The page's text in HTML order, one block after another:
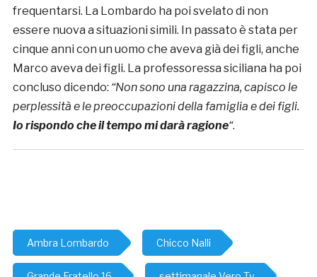
frequentarsi. La Lombardo ha poi svelato di non
essere nuova a situazioni simili. In passato è stata per
cinque anni con un uomo che aveva già dei figli, anche
Marco aveva dei figli. La professoressa siciliana ha poi
concluso dicendo: “Non sono una ragazzina, capisco le
perplessità e le preoccupazioni della famiglia e dei figli.
Io rispondo che il tempo mi darà ragione“.
Ambra Lombardo Chicco Nalli